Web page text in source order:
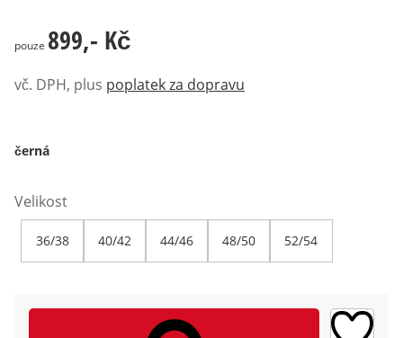
899,- Kč
pouze 899,- Kč
vč. DPH, plus poplatek za dopravu
černá
Velikost
36/38 40/42 44/46 48/50 52/54